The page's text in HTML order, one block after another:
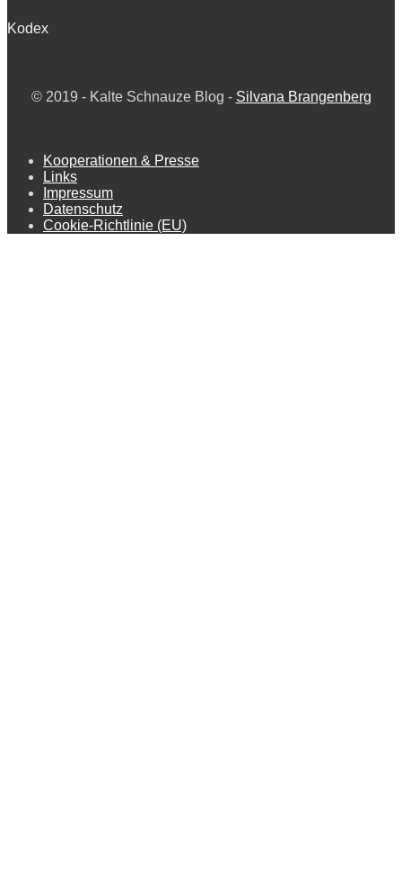
Kodex
© 2019 - Kalte Schnauze Blog - Silvana Brangenberg
Kooperationen & Presse
Links
Impressum
Datenschutz
Cookie-Richtlinie (EU)